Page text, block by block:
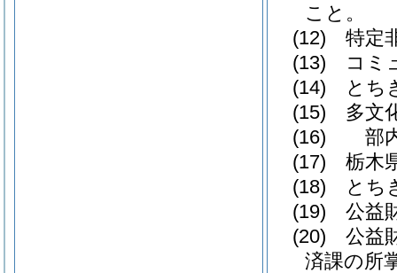
こと。
(12) 特定
(13) コミ
(14) とち
(15) 多文
(16) 部内
(17) 栃木
(18) とち
(19) 公益
(20) 公益
済課の所